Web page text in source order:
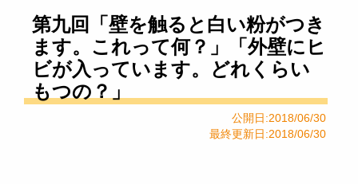
第九回「壁を触ると白い粉がつき
ます。これって何？」「外壁にヒ
ビが入っています。どれくらい
もつの？」
公開日:2018/06/30
最終更新日:2018/06/30